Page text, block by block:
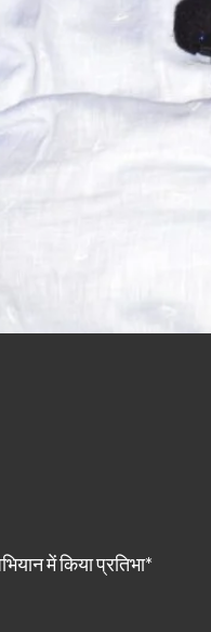
में किया प्रतिभा*